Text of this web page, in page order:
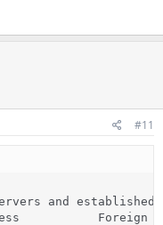
#11
and established)